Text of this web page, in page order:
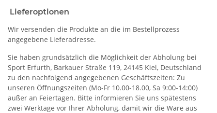
Lieferoptionen
Wir versenden die Produkte an die im Bestellprozess
angegebene Lieferadresse.
Sie haben grundsätzlich die Möglichkeit der Abholung bei
Sport Erfurth, Barkauer Straße 119, 24145 Kiel, Deutschland
zu den nachfolgend angegebenen Geschäftszeiten: Zu
unseren Öffnungszeiten (Mo-Fr 10.00-18.00, Sa 9:00-14:00)
außer an Feiertagen. Bitte informieren Sie uns spätestens
zwei Werktage vor Ihrer Abholung, damit wir die Ware aus